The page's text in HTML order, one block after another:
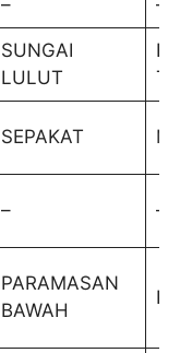
– –
SUNGAI
LULUT
SEPAKAT
– –
PARAMASAN
BAWAH